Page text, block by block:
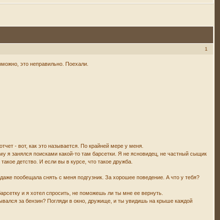
1
это неправильно. Поехали.
- вот, как это называется. По крайней мере у меня.
я занялся поисками какой-то там барсетки. Я не ясновидец, не частный сыщик
детство. И если вы в курсе, что такое дружба.
пообещала снять с меня подгузник. За хорошее поведение. А что у тебя?
и я хотел спросить, не поможешь ли ты мне ее вернуть.
за бензин? Погляди в окно, дружище, и ты увидишь на крыше каждой